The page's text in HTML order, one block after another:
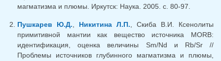
магматизма и плюмы. Иркутск: Наука. 2005. с. 80-97.
Пушкарев Ю.Д. Никитина Л.П. , Скиба В.И. Ксенолиты
примитивной мантии как вещество источника MORB:
идентификация, оценка величины Sm/Nd и Rb/Sr //
Проблемы источников глубинного магматизма и плюмы,